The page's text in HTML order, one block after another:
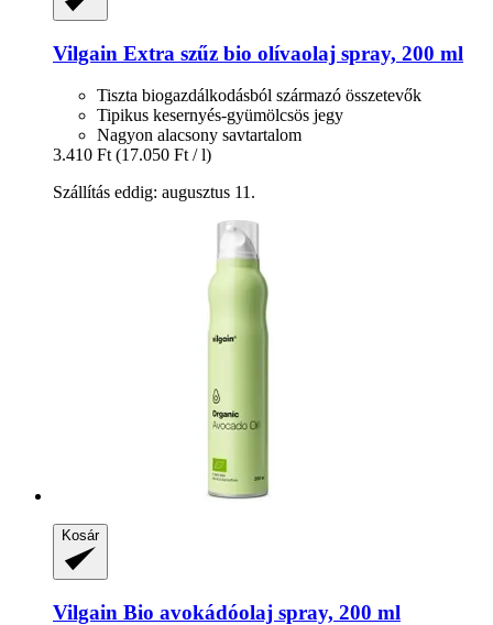
Vilgain Extra szűz bio olívaolaj spray, 200 ml
Tiszta biogazdálkodásból származó összetevők
Tipikus kesernyés-gyümölcsös jegy
Nagyon alacsony savtartalom
3.410 Ft (17.050 Ft / l)
Szállítás eddig: augusztus 11.
Kosár
Vilgain Bio avokádóolaj spray, 200 ml